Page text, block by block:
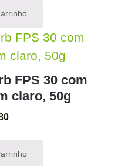
FPS 30 com
claro, 50g